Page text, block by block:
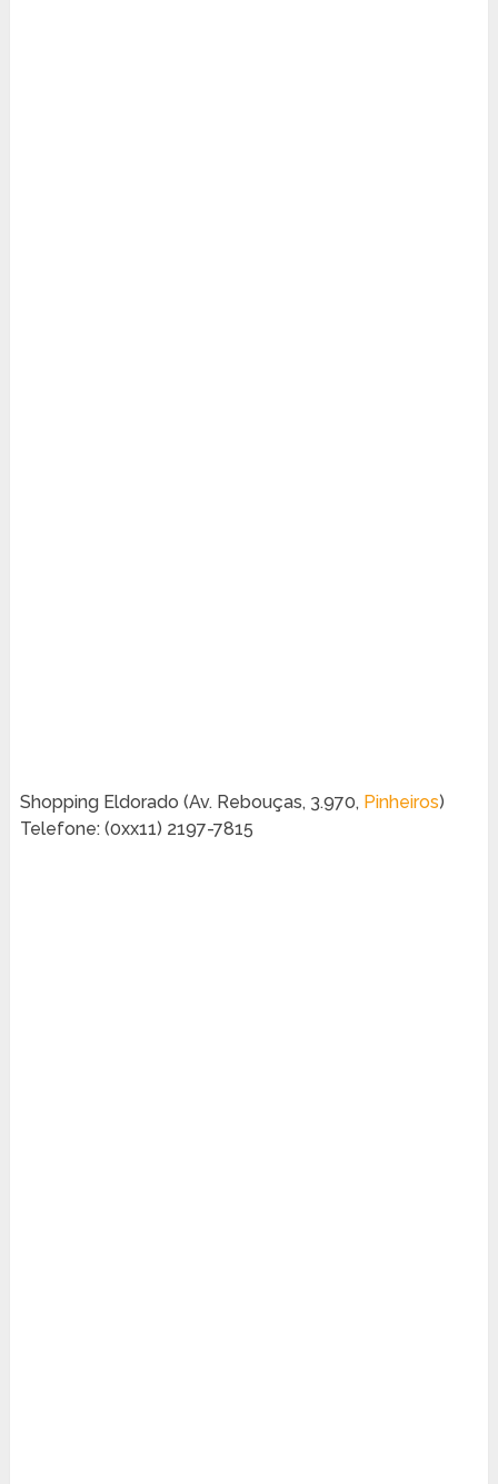
Shopping Eldorado (Av. Rebouças, 3.970, Pinheiros)
Telefone: (0xx11) 2197-7815